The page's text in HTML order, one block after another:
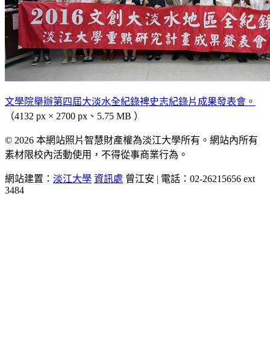
文學院舉辦第四屆大淡水全紀錄裨史志紀錄片成果發表會。
（4132 px × 2700 px、5.75 MB ）
© 2026 本網站照片智慧財產權為淡江大學所有。網站內所有
素材限校內活動使用，不得從事商業行為。
網站建置： 淡江大學 資訊處 曾江安 | 電話：02-26215656 ext
3484